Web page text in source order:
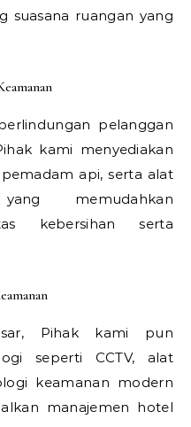
suasana ruangan yang
pelanggan
kami menyediakan
api, serta alat
memudahkan
kebersihan serta
Pihak kami pun
seperti CCTV, alat
keamanan modern
manajemen hotel